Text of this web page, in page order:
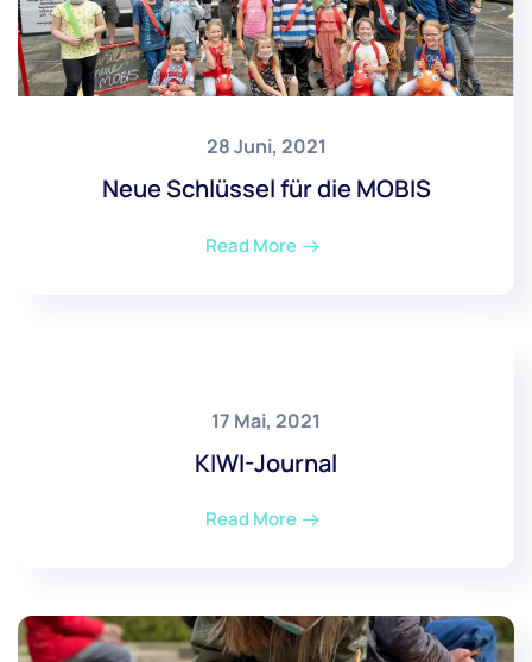
28 Juni, 2021
Neue Schlüssel für die MOBIS
Read More
17 Mai, 2021
KIWI-Journal
Read More